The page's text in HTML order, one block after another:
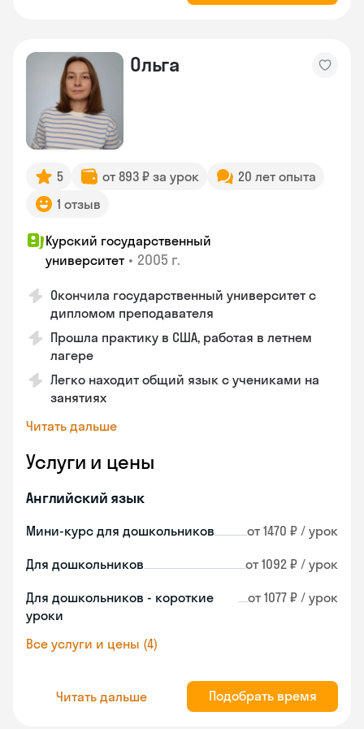
Ольга
5 от 893 ₽ за урок
20 лет опыта
1 отзыв
Курский государственный
университет • 2005 г.
Окончила государственный университет с
дипломом преподавателя
Прошла практику в США, работая в летнем
лагере
Легко находит общий язык с учениками на
занятиях
Читать дальше
Услуги и цены
Английский язык
Мини-курс для дошкольников от 1470 ₽ / урок
Для дошкольников от 1092 ₽ / урок
Для дошкольников - короткие
уроки
от 1077 ₽ / урок
Все услуги и цены (4)
Читать дальше Подобрать время